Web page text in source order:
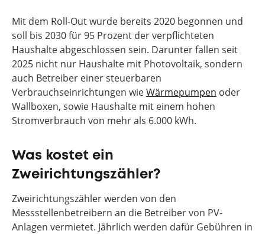
Mit dem Roll-Out wurde bereits 2020 begonnen und
soll bis 2030 für 95 Prozent der verpflichteten
Haushalte abgeschlossen sein. Darunter fallen seit
2025 nicht nur Haushalte mit Photovoltaik, sondern
auch Betreiber einer steuerbaren
Verbrauchseinrichtungen wieWärmepumpen oder
Wallboxen, sowie Haushalte mit einem hohen
Stromverbrauch von mehr als 6.000 kWh.
Was kostet ein
Zweirichtungszähler?
Zweirichtungszähler werden von den
Messstellenbetreibern an die Betreiber von PV-
Anlagen vermietet. Jährlich werden dafür Gebühren in